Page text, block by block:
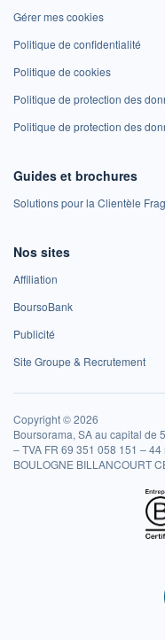
Gérer mes cookies
Politique de confidentialité
Politique de cookies
Politique de protection des
Politique de protection des
Guides et brochures
Solutions pour la Clientèle
Nos sites
Affiliation
BoursoBank
Publicité
Site Groupe & Recrutement
Copyright © 2026
Boursorama, SA au capital de
– TVA FR 69 351 058 151 –
BOULOGNE BILLANCOURT